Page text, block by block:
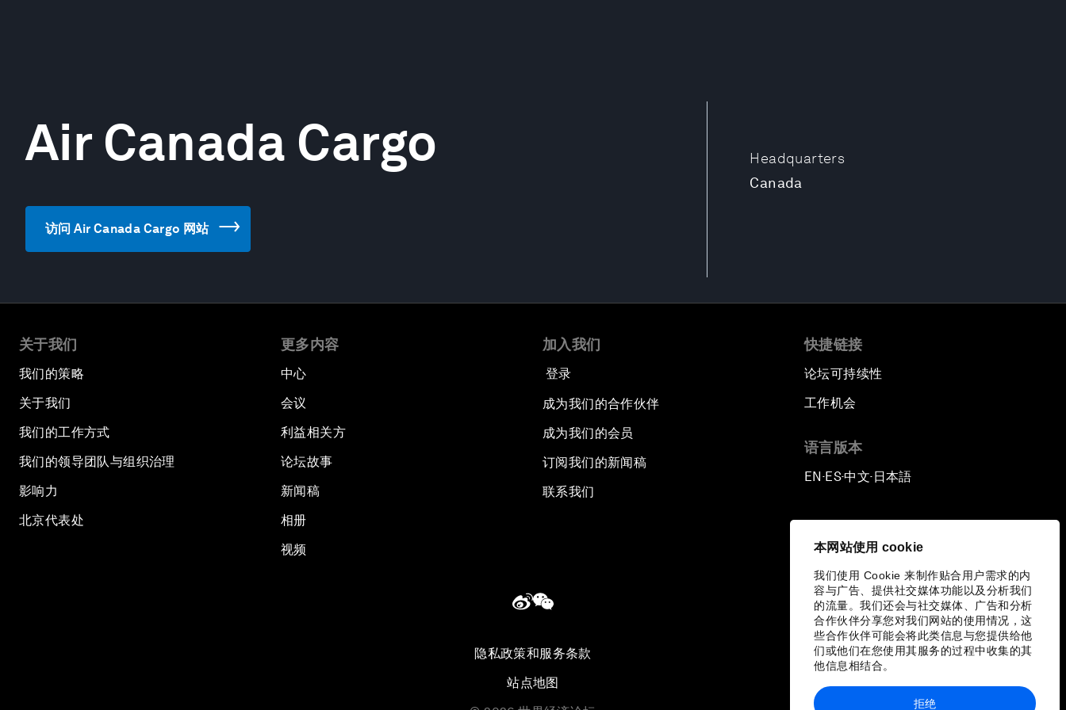
本网站使用 cookie
我们使用 Cookie 来制作贴合用户需求的内
容与广告、提供社交媒体功能以及分析我们
的流量。我们还会与社交媒体、广告和分析
合作伙伴分享您对我们网站的使用情况，这
些合作伙伴可能会将此类信息与您提供给他
们或他们在您使用其服务的过程中收集的其
他信息相结合。
拒绝
Headquarters
Canada
Air Canada Cargo
访问 Air Canada Cargo 网站
关于我们
我们的策略
关于我们
我们的工作方式
我们的领导团队与组织治理
影响力
北京代表处
更多内容
中心
会议
利益相关方
论坛故事
新闻稿
相册
视频
加入我们
登录
成为我们的合作伙伴
成为我们的会员
订阅我们的新闻稿
联系我们
快捷链接
论坛可持续性
工作机会
语言版本
EN ▪ES▪中文▪ 日本語
隐私政策和服务条款
站点地图